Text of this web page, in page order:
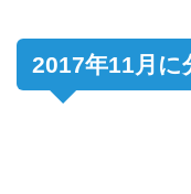
2017年11月に